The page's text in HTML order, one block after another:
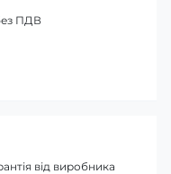
ПДВ
від виробника